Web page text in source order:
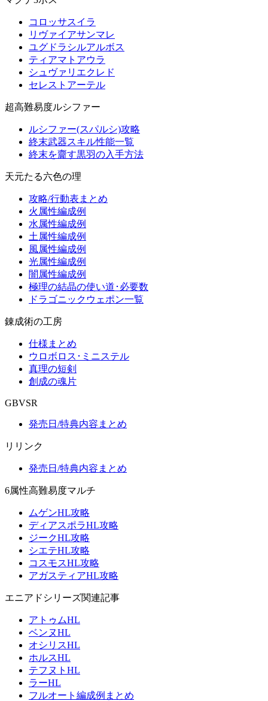
コロッサスイラ
リヴァイアサンマレ
ユグドラシルアルボス
ティアマトアウラ
シュヴァリエクレド
セレストアーテル
超高難易度ルシファー
ルシファー(スパルシ)攻略
終末武器スキル性能一覧
終末を齎す黒羽の入手方法
天元たる六色の理
攻略/行動表まとめ
火属性編成例
水属性編成例
土属性編成例
風属性編成例
光属性編成例
闇属性編成例
極理の結晶の使い道･必要数
ドラゴニックウェポン一覧
錬成術の工房
仕様まとめ
ウロボロス･ミニステル
真理の短剣
創成の魂片
GBVSR
発売日/特典内容まとめ
リリンク
発売日/特典内容まとめ
6属性高難易度マルチ
ムゲンHL攻略
ディアスポラHL攻略
ジークHL攻略
シエテHL攻略
コスモスHL攻略
アガスティアHL攻略
エニアドシリーズ関連記事
アトゥムHL
ベンヌHL
オシリスHL
ホルスHL
テフヌトHL
ラーHL
フルオート編成例まとめ